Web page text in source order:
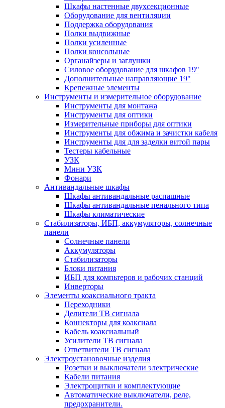
Шкафы настенные двухсекционные
Оборудование для вентиляции
Поддержка оборудования
Полки выдвижные
Полки усиленные
Полки консольные
Органайзеры и заглушки
Силовое оборудование для шкафов 19"
Дополнительные направляющие 19"
Крепежные элементы
Инструменты и измерительное оборудование
Инструменты для монтажа
Инструменты для оптики
Измерительные приборы для оптики
Инструменты для обжима и зачистки кабеля
Инструменты для для заделки витой пары
Тестеры кабельные
УЗК
Мини УЗК
Фонари
Антивандальные шкафы
Шкафы антивандальные распашные
Шкафы антивандальные пенального типа
Шкафы климатические
Стабилизаторы, ИБП, аккумуляторы, солнечные
панели
Солнечные панели
Аккумуляторы
Стабилизаторы
Блоки питания
ИБП для компьтеров и рабочих станций
Инверторы
Элементы коаксиального тракта
Переходники
Делители ТВ сигнала
Коннекторы для коаксиала
Кабель коаксиальный
Усилители ТВ сигнала
Ответвители ТВ сигнала
Электроустановочные изделия
Розетки и выключатели электрические
Кабели питания
Электрощитки и комплектующие
Автоматические выключатели, реле,
предохранители.